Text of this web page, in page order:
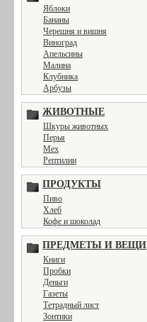
Яблоки
Бананы
Черешня и вишня
Виноград
Апельсины
Малина
Клубника
Арбузы
ЖИВОТНЫЕ
Шкуры животных
Перья
Мех
Рептилии
ПРОДУКТЫ
Пиво
Хлеб
Кофе и шоколад
ПРЕДМЕТЫ И ВЕЩИ
Книги
Пробки
Деньги
Газеты
Тетрадный лист
Зонтики